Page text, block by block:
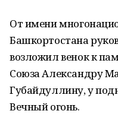
От имени
Башкортостана
возложил венок к
Союза Александру
Губайдуллину, у
Вечный огонь.